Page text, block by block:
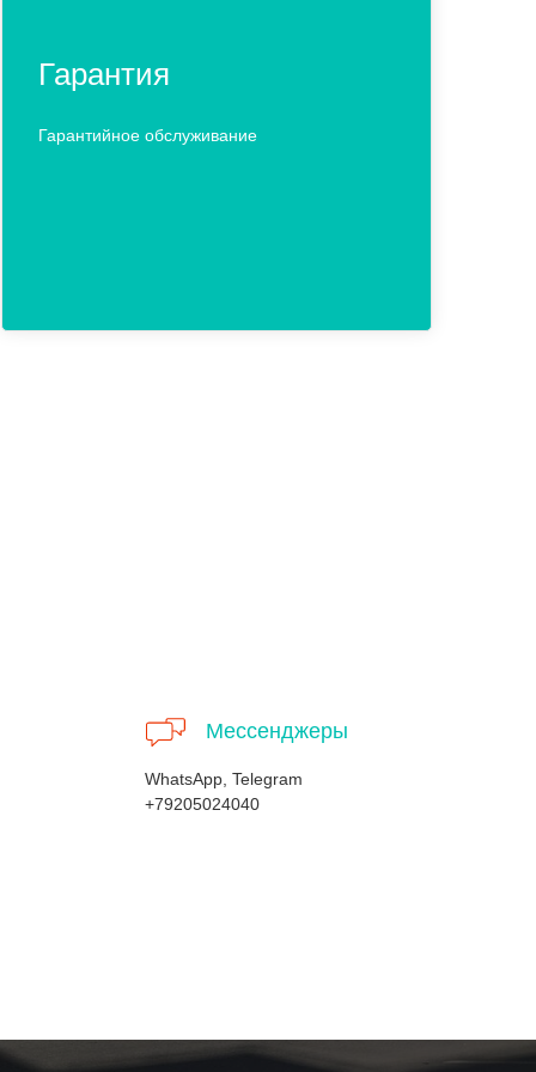
Гарантия
Гарантийное обслуживание
Мессенджеры
WhatsApp, Telegram
+79205024040